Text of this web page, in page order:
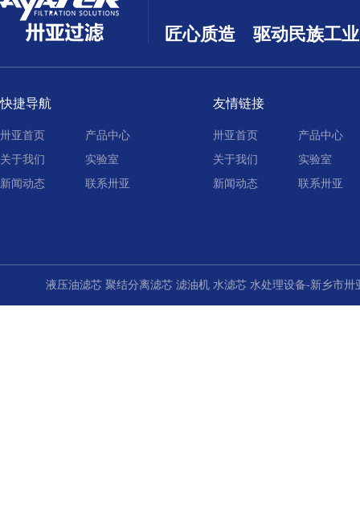
匠心质造 驱动民族工业
快捷导航
卅亚首页
产品中心
关于我们
实验室
新闻动态
联系卅亚
友情链接
卅亚首页
产品中心
关于我们
实验室
新闻动态
联系卅亚
液压油滤芯 聚结分离滤芯 滤油机 水滤芯 水处理设备-新乡